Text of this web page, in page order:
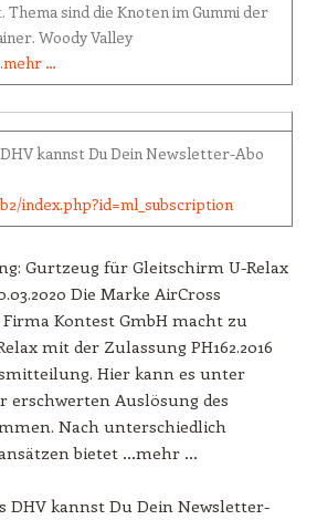
sind die Knoten im Gummi der
Woody Valley
mehr …
kannst Du Dein Newsletter-Abo
index.php?id=ml_subscription
Gurtzeug für Gleitschirm U-Relax
Die Marke AirCross
Kontest GmbH macht zu
mit der Zulassung PH162.2016
Hier kann es unter
erschwerten Auslösung des
Nach unterschiedlich
bietet …mehr …
DHV kannst Du Dein Newsletter-